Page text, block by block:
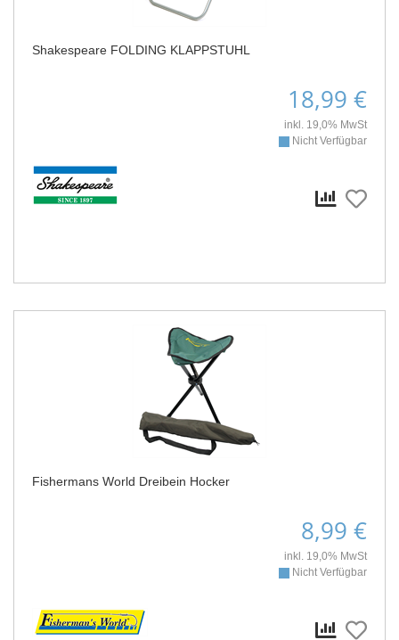
Shakespeare FOLDING KLAPPSTUHL
18,99 €
inkl. 19,0% MwSt
Nicht Verfügbar
Fishermans World Dreibein Hocker
8,99 €
inkl. 19,0% MwSt
Nicht Verfügbar